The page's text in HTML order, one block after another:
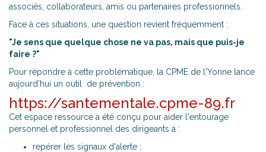
associés, collaborateurs, amis ou partenaires professionnels.
Face à ces situations, une question revient fréquemment :
"Je sens que quelque chose ne va pas, mais que puis-je
faire ?"
Pour répondre à cette problématique, la CPME de l'Yonne lance
aujourd'hui un outil de prévention :
https://santementale.cpme-89.fr
Cet espace ressource a été conçu pour aider l'entourage
personnel et professionnel des dirigeants à :
repérer les signaux d'alerte ;